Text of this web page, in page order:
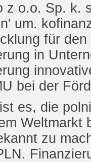
z o.o. Sp. k.
um.
für
in
bei der
es, die
Weltmarkt
zu